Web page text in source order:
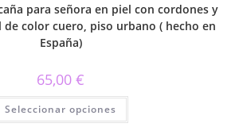
para señora en piel con cordones y
color cuero, piso urbano ( hecho en
España)
65,00 €
Seleccionar opciones
Este
tiene